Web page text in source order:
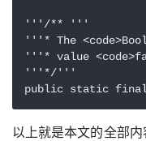
'''/** '''
'''* The
'''* value
'''*/'''
以上就是本文的全部